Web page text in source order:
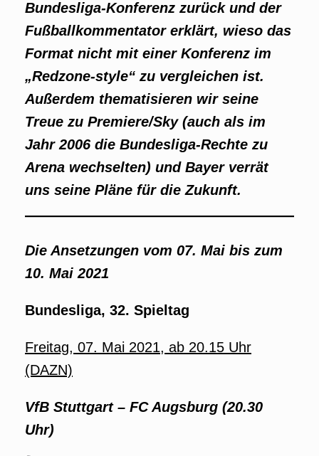
Bundesliga-Konferenz zurück und der
Fußballkommentator erklärt, wieso das
Format nicht mit einer Konferenz im
„Redzone-style“ zu vergleichen ist.
Außerdem thematisieren wir seine
Treue zu Premiere/Sky (auch als im
Jahr 2006 die Bundesliga-Rechte zu
Arena wechselten) und Bayer verrät
uns seine Pläne für die Zukunft.
Die Ansetzungen vom 07. Mai bis zum
10. Mai 2021
Bundesliga, 32. Spieltag
Freitag, 07. Mai 2021, ab 20.15 Uhr
(DAZN)
VfB Stuttgart – FC Augsburg (20.30
Uhr)